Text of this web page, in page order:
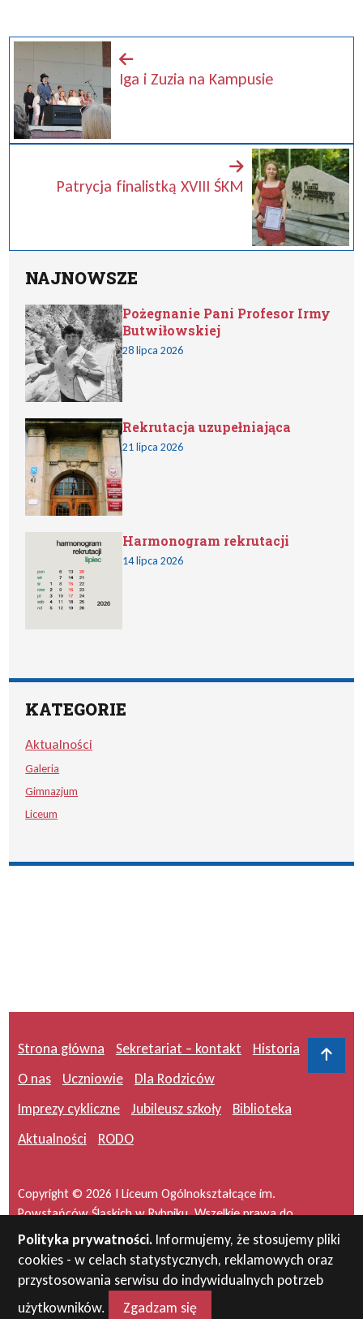
Iga i Zuzia na Kampusie
Patrycja finalistką XVIII ŚKM
NAJNOWSZE
Pożegnanie Pani Profesor Irmy
Butwiłowskiej
28 lipca 2026
Rekrutacja uzupełniająca
21 lipca 2026
Harmonogram rekrutacji
14 lipca 2026
KATEGORIE
Aktualności
Galeria
Gimnazjum
Liceum
Polityka prywatności. Informujemy, że stosujemy pliki
cookies - w celach statystycznych, reklamowych oraz
przystosowania serwisu do indywidualnych potrzeb
użytkowników.
Zgadzam się
Strona główna Sekretariat – kontakt
Historia
O nas
Uczniowie
Dla Rodziców
Imprezy cykliczne
Jubileusz szkoły
Biblioteka
Aktualności
RODO
Copyright © 2026 I Liceum Ogólnokształcące im.
Powstańców Śląskich w Rybniku. Wszelkie prawa do
serwisu zastrzeżone.
Projekt i wykonanie: masideas.pl
Do